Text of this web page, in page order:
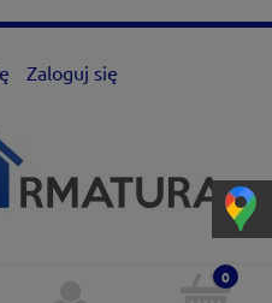
Zaloguj się